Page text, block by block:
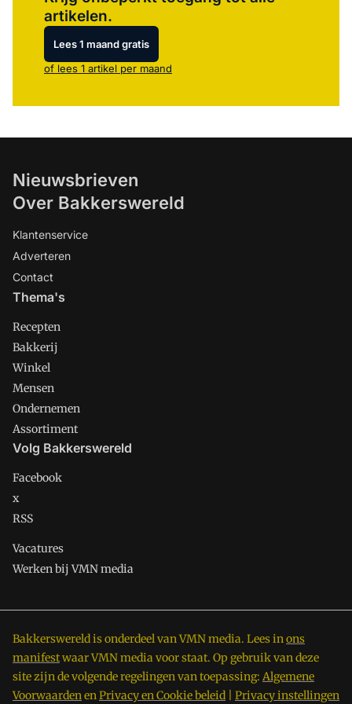
artikelen.
Lees 1 maand gratis
of lees 1 artikel per maand
Nieuwsbrieven
Over Bakkerswereld
Klantenservice
Adverteren
Contact
Thema's
Recepten
Bakkerij
Winkel
Mensen
Ondernemen
Assortiment
Volg Bakkerswereld
Facebook
x
RSS
Vacatures
Werken bij VMN media
Bakkerswereld is onderdeel van VMN media. Lees inons
manifestwaar VMN media voor staat. Op gebruik van deze
site zijn de volgende regelingen van toepassing: Algemene
VoorwaardenenPrivacy en Cookie beleid Privacy instellingen